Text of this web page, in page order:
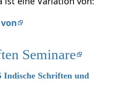
Seminare
Indische Schriften und